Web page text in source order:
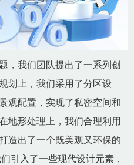
，我们团队提出了一系列创
划上，我们采用了分区设
观配置，实现了私密空间和
地形处理上，我们合理利用
造出了一个既美观又环保的
们引入了一些现代设计元素，